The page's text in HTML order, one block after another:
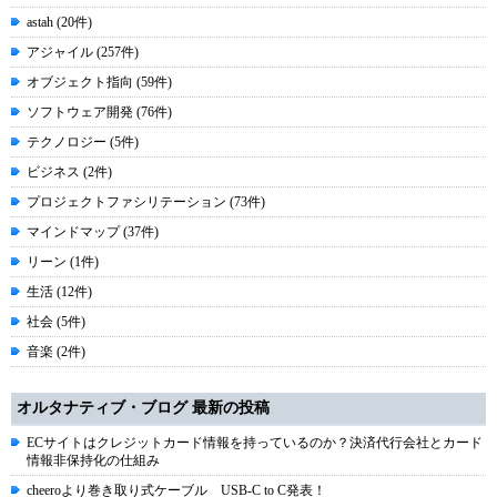
astah (20件)
アジャイル (257件)
オブジェクト指向 (59件)
ソフトウェア開発 (76件)
テクノロジー (5件)
ビジネス (2件)
プロジェクトファシリテーション (73件)
マインドマップ (37件)
リーン (1件)
生活 (12件)
社会 (5件)
音楽 (2件)
オルタナティブ・ブログ 最新の投稿
ECサイトはクレジットカード情報を持っているのか？決済代行会社とカード
情報非保持化の仕組み
cheeroより巻き取り式ケーブル USB-C to C発表！